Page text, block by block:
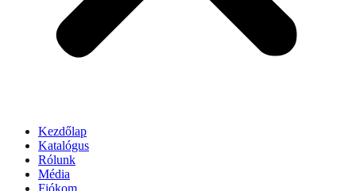
Kezdőlap
Katalógus
Rólunk
Média